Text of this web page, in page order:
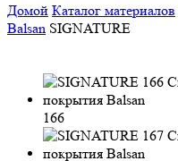
Домой Каталог материалов
Balsan SIGNATURE
166